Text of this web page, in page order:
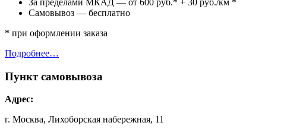
За пределами МКАД — от 600 руб.* + 30 руб./км *
Самовывоз — бесплатно
* при оформлении заказа
Подробнее…
Пункт самовывоза
Адрес:
г. Москва, Лихоборская набережная, 11